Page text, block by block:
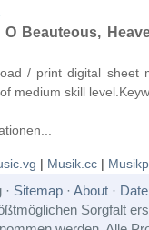
O Beauteous,
/ print digital sheet
medium skill
| Musik.cc|
Sitemap· About·
Sorgfalt